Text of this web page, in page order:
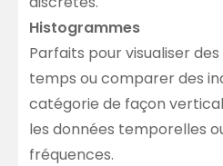
Histogrammes
Parfaits pour visualiser
temps ou comparer des
catégorie de façon
les données temporelles
fréquences.